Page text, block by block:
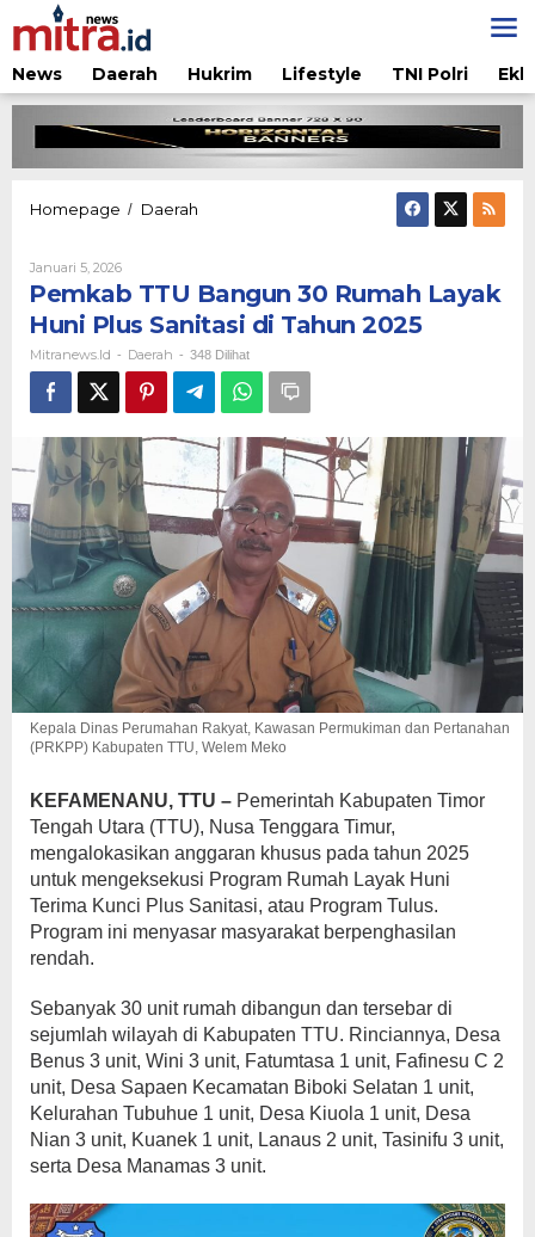
Lewati
ke
konten
News
Daerah Hukrim Lifestyle TNI Polri
Homepage / Daerah
Rumah
Layak
Huni
Plus
Sanitasi
di
2025
Januari 5, 2026Oleh
Mitranews.id
Pemkab TTU Bangun 30 Rumah Layak
Huni Plus Sanitasi di Tahun 2025
Mitranews.id - Daerah - 348 Dilihat
Kepala Dinas Perumahan Rakyat, Kawasan Permukiman dan Pertanahan
(PRKPP) Kabupaten TTU, Welem Meko
KEFAMENANU, TTU – Pemerintah Kabupaten Timor
Tengah Utara (TTU), Nusa Tenggara Timur,
mengalokasikan anggaran khusus pada tahun 2025
untuk mengeksekusi Program Rumah Layak Huni
Terima Kunci Plus Sanitasi, atau Program Tulus.
Program ini menyasar masyarakat berpenghasilan
rendah.
Sebanyak 30 unit rumah dibangun dan tersebar di
sejumlah wilayah di Kabupaten TTU. Rinciannya, Desa
Benus 3 unit, Wini 3 unit, Fatumtasa 1 unit, Fafinesu C 2
unit, Desa Sapaen Kecamatan Biboki Selatan 1 unit,
Kelurahan Tubuhue 1 unit, Desa Kiuola 1 unit, Desa
Nian 3 unit, Kuanek 1 unit, Lanaus 2 unit, Tasinifu 3 unit,
serta Desa Manamas 3 unit.